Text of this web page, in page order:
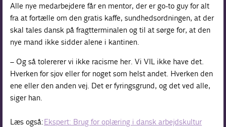
Alle nye medarbejdere får en mentor, der er go-to guy for alt
fra at fortælle om den gratis kaffe, sundhedsordningen, at der
skal tales dansk på fragtterminalen og til at sørge for, at den
nye mand ikke sidder alene i kantinen.
– Og så tolererer vi ikke racisme her. Vi VIL ikke have det.
Hverken for sjov eller for noget som helst andet. Hverken den
ene eller den anden vej. Det er fyringsgrund, og det ved alle,
siger han.
Læs også:Ekspert: Brug for oplæring i dansk arbejdskultur